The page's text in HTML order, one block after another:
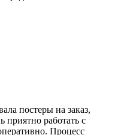
постеры на заказ,
приятно работать с
Процесс